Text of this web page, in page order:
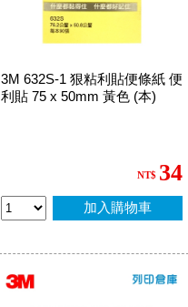
3M 632S-1 狠粘利貼便條紙 便
利貼 75 x 50mm 黃色 (本)
NT$ 34
加入購物車